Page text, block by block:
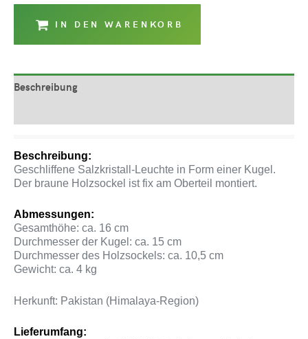
IN DEN WARENKORB
Beschreibung
Beschreibung:
Geschliffene Salzkristall-Leuchte in Form einer Kugel.
Der braune Holzsockel ist fix am Oberteil montiert.
Abmessungen:
Gesamthöhe: ca. 16 cm
Durchmesser der Kugel: ca. 15 cm
Durchmesser des Holzsockels: ca. 10,5 cm
Gewicht: ca. 4 kg
Herkunft: Pakistan (Himalaya-Region)
Lieferumfang: